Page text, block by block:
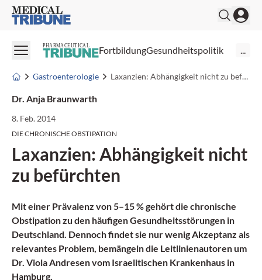
Medical Tribune
PHARMACEUTICAL FortbildungGesundheitspolitik ...
Gastroenterologie Laxanzien: Abhängigkeit nicht zu befürchten
Dr. Anja Braunwarth
8. Feb. 2014
DIE CHRONISCHE OBSTIPATION
Laxanzien: Abhängigkeit nicht
zu befürchten
Mit einer Prävalenz von 5–15 % gehört die chronische
Obstipationzu den häufigen Gesundheitsstörungen in
Deutschland. Dennoch findet sie nur wenig Akzeptanz als
relevantes Problem, bemängeln die Leitlinienautoren um
Dr. Viola Andresen vom Israelitischen Krankenhaus in
Hamburg.